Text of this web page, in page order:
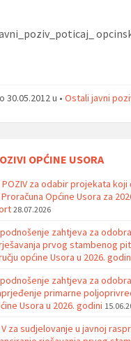
30.05.2012 u • Ostali javni
OPĆINE USORA
POZIV za odabir projekata koji
Općine Usora za
28.07.2026
zahtjeva za
prvog stambenog
općine Usora u 2026.
zahtjeva za
primarne
Usora u 2026. godini
V za sudjelovanje u javnoj